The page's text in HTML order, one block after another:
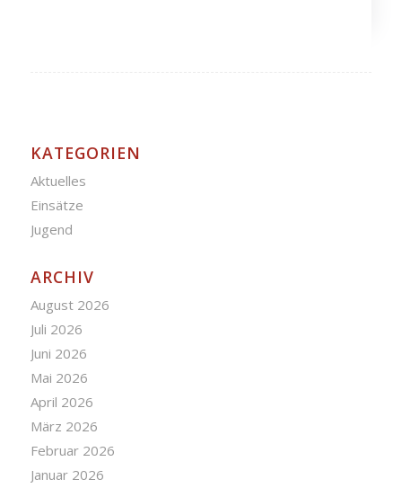
KATEGORIEN
Aktuelles
Einsätze
Jugend
ARCHIV
August 2026
Juli 2026
Juni 2026
Mai 2026
April 2026
März 2026
Februar 2026
Januar 2026